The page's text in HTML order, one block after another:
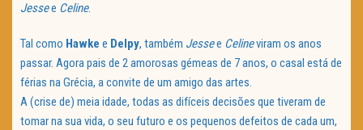
Jessee Celine.
Tal como Hawke e Delpy, também Jessee Celineviram os anos
passar. Agora pais de 2 amorosas gémeas de 7 anos, o casal está de
férias na Grécia, a convite de um amigo das artes.
A (crise de) meia idade, todas as difíceis decisões que tiveram de
tomar na sua vida, o seu futuro e os pequenos defeitos de cada um,